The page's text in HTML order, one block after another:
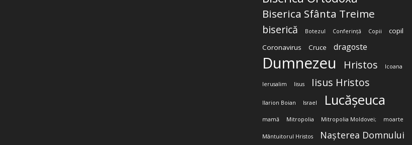
Biserica Sfânta Treime
biserică Botezul Conferință Copii
copil
Coronavirus
Cruce dragoste
Dumnezeu Hristos Icoana
Ierusalim Iisus Iisus Hristos
Ilarion Boian Israel Lucășeuca
mamă Mitropolia Mitropolia Moldovei; moarte
Mântuitorul Hristos Nașterea Domnului